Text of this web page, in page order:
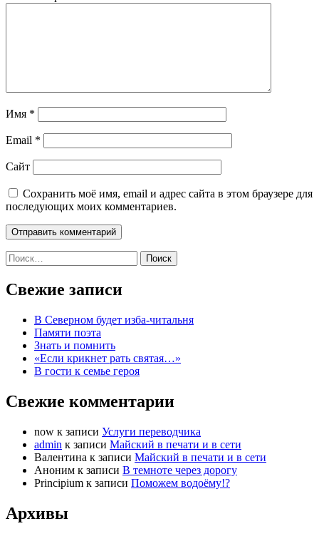
Имя *
Email *
Сайт
Сохранить моё имя, email и адрес сайта в этом браузере для
последующих моих комментариев.
Найти:
Свежие записи
В Северном будет изба-читальня
Памяти поэта
Знать и помнить
«Если крикнет рать святая…»
В гости к семье героя
Свежие комментарии
now к записи Услуги переводчика
admin к записи Майский в печати и в сети
Валентина к записи Майский в печати и в сети
Аноним к записи В темноте через дорогу
Principium к записи Поможем водоёму!?
Архивы